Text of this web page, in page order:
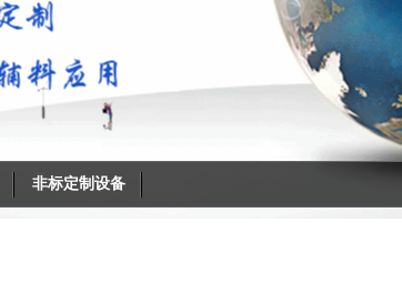
非标定制设备